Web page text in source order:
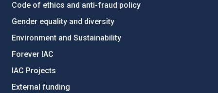
Code of ethics and anti-fraud policy
Gender equality and diversity
Environment and Sustainability
Forever IAC
IAC Projects
External funding